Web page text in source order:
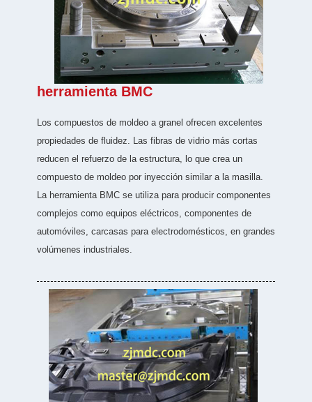
herramienta BMC
Los compuestos de moldeo a granel ofrecen excelentes
propiedades de fluidez. Las fibras de vidrio más cortas
reducen el refuerzo de la estructura, lo que crea un
compuesto de moldeo por inyección similar a la masilla.
La herramienta BMC se utiliza para producir componentes
complejos como equipos eléctricos, componentes de
automóviles, carcasas para electrodomésticos, en grandes
volúmenes industriales.